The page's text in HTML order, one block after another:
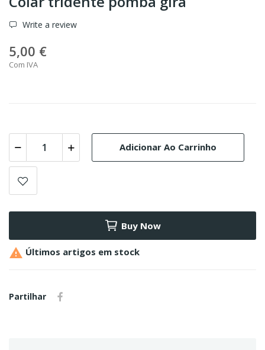
Write a review
5,00 €
Com IVA
Adicionar Ao Carrinho
Buy Now
 Últimos artigos em stock
Partilhar